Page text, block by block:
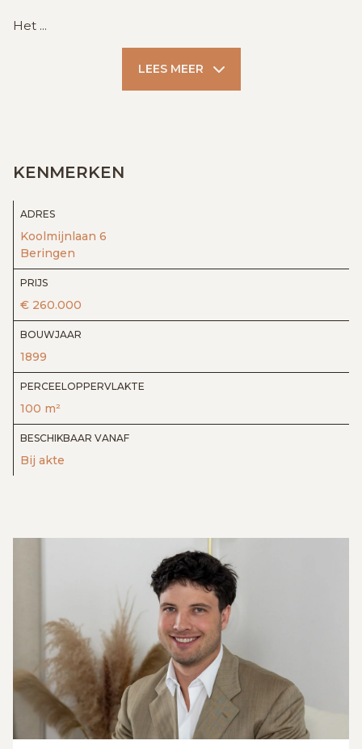
Het ...
LEES MEER
KENMERKEN
ADRES
Koolmijnlaan 6
Beringen
PRIJS
€ 260.000
BOUWJAAR
1899
PERCEELOPPERVLAKTE
100 m²
BESCHIKBAAR VANAF
Bij akte